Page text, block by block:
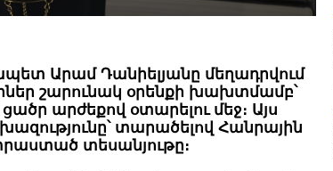
Արամ Դանիելյանը մեղադրվում
շարունակ օրենքի խախտմամբ՝
արժեքով օտարելու մեջ։ Այս
տարածելով Հանրային
տեսանյութը։